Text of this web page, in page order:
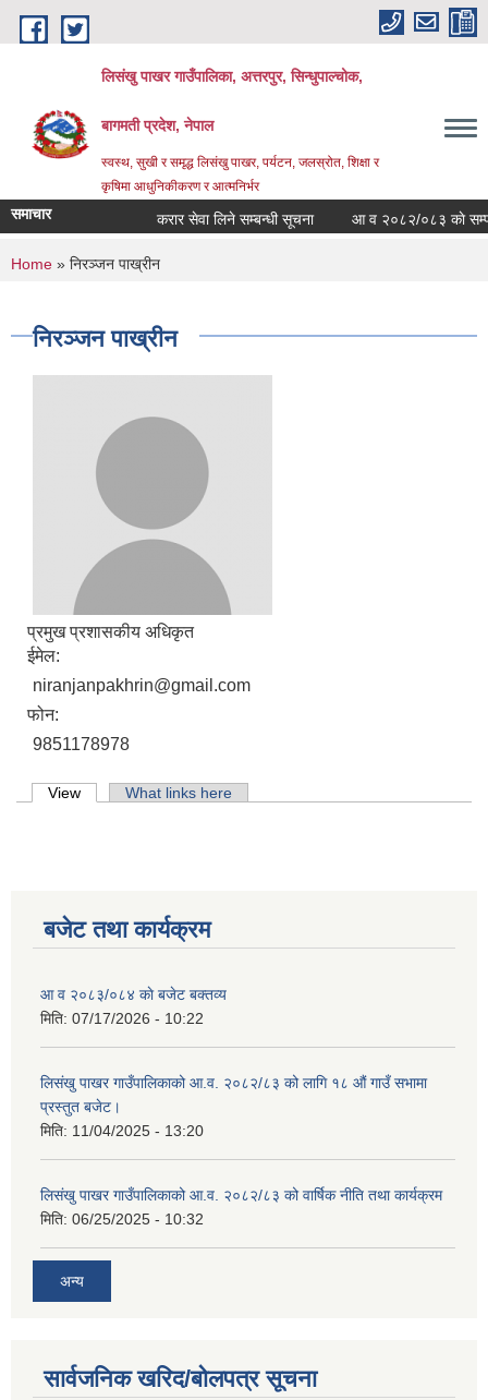
Skip to main content
लिसंखु पाखर गाउँपालिका, अत्तरपुर, सिन्धुपाल्चोक,
बागमती प्रदेश, नेपाल
स्वस्थ, सुखी र समृद्ध लिसंखु पाखर, पर्यटन, जलस्रोत, शिक्षा र
कृषिमा आधुनिकीकरण र आत्मनिर्भर
समाचार करार सेवा लिने सम्बन्धी सूचना आ व २०८२/०८३ काे सम्पत्ति
You are here
Home » निरञ्जन पाख्रीन
निरञ्जन पाख्रीन
प्रमुख प्रशासकीय अधिकृत
ईमेल:
niranjanpakhrin@gmail.com
फोन:
9851178978
Primary tabs
View (active tab)What links here
बजेट तथा कार्यक्रम
आ व २०८३/०८४ काे बजेट बक्तव्य
मिति: 07/17/2026 - 10:22
लिसंखु पाखर गाउँपालिकाको आ.व. २०८२/८३ को लागि १८ औं गाउँ सभामा
प्रस्तुत बजेट।
मिति: 11/04/2025 - 13:20
लिसंखु पाखर गाउँपालिकाको आ.व. २०८२/८३ को वार्षिक नीति तथा कार्यक्रम
मिति: 06/25/2025 - 10:32
अन्य
सार्वजनिक खरिद/बोलपत्र सूचना